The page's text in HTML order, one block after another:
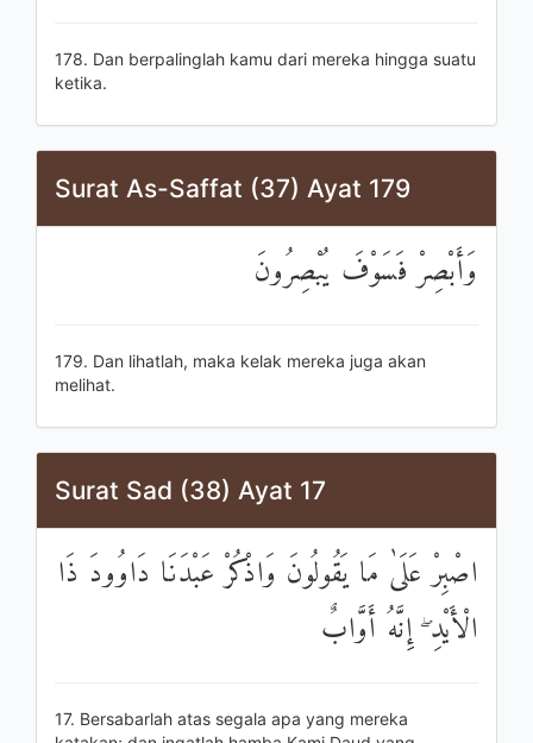
178. Dan berpalinglah kamu dari mereka hingga suatu
ketika.
Surat As-Saffat (37) Ayat 179
وَأَبْصِرْ فَسَوْفَ يُبْصِرُونَ
179. Dan lihatlah, maka kelak mereka juga akan
melihat.
Surat Sad (38) Ayat 17
اصْبِرْ عَلَىٰ مَا يَقُولُونَ وَاذْكُرْ عَبْدَنَا دَاوُودَ ذَا
الْأَيْدِ ۖ إِنَّهُ أَوَّابٌ
17. Bersabarlah atas segala apa yang mereka